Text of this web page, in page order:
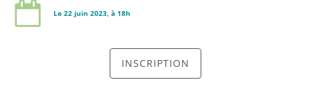
Le 22 juin 2023, à 18h
INSCRIPTION